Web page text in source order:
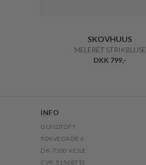
SKOVHUUS
MELERET STRIKBLUSE
DKK 799,-
INFO
GUNDTOFT
TORVEGADE 6
DK-7100 VEJLE
CVR. 51568710